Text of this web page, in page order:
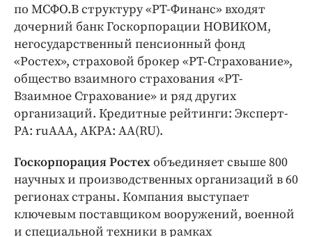
по МСФО.В структуру «РТ-Финанс» входят
дочерний банк Госкорпорации НОВИКОМ,
негосударственный пенсионный фонд
«Ростех», страховой брокер «РТ-Страхование»,
общество взаимного страхования «РТ-
Взаимное Страхование» и ряд других
организаций. Кредитные рейтинги: Эксперт-
РА: ruAAA, АКРА: AA(RU).
Госкорпорация Ростехобъединяет свыше 800
научных и производственных организаций в 60
регионах страны. Компания выступает
ключевым поставщиком вооружений, военной
и специальной техники в рамках